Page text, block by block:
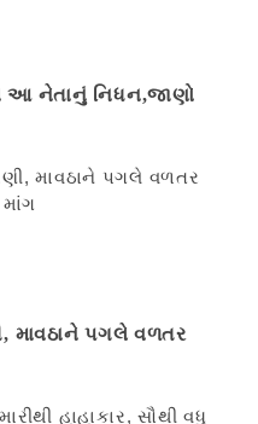
આ નેતાનું નિધન,જાણો
માવઠાને પગલે વળતર